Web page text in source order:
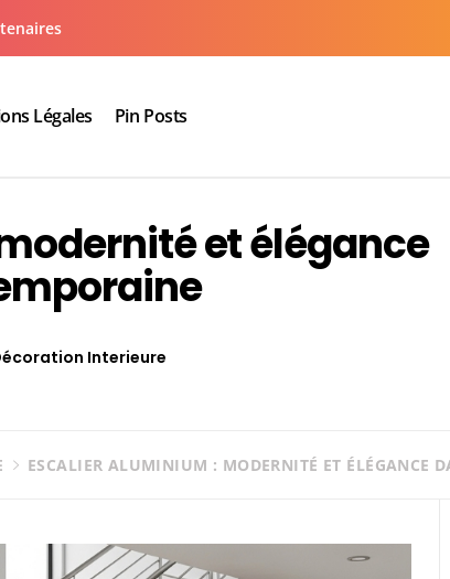
Légales Pin Posts
et élégance
Interieure
ESCALIER ALUMINIUM : MODERNITÉ ET ÉLÉGANCE